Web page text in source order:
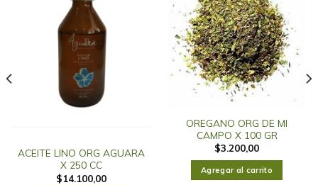
ACEITE LINO ORG AGUARA
X 250 CC
$14.100,00
OREGANO ORG DE MI
CAMPO X 100 GR
$3.200,00
Agregar al carrito